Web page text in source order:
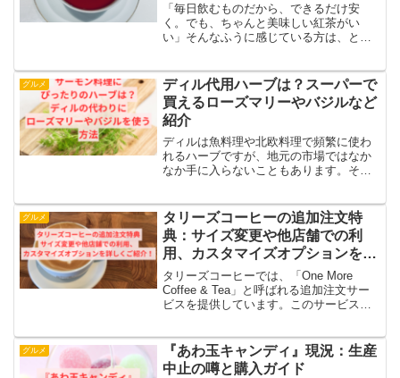
「毎日飲むものだから、できるだけ安
く。でも、ちゃんと美味しい紅茶がい
い」そんなふうに感じている方は、とて
うちで紅茶を楽しむ人が増えています。
実は、スーパーやカルディには...
グルメ
ディル代用ハーブは？スーパーで
買えるローズマリーやバジルなど
紹介
ディルは魚料理や北欧料理で頻繁に使わ
れるハーブですが、地元の市場ではなか
なか手に入らないこともあります。そこ
ます。また、サーモン料理に適した代替
ハーブがどれなのかを探り、...
グルメ
タリーズコーヒーの追加注文特
典：サイズ変更や他店舗での利
用、カスタマイズオプションを詳
しくご紹介！
タリーズコーヒーでは、「One More
Coffee & Tea」と呼ばれる追加注文サー
ビスを提供しています。このサービスを
とができます。たとえば、「今日のコー
ヒー...
グルメ
『あわ玉キャンディ』現況：生産
中止の噂と購入ガイド